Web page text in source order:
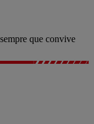
que convive